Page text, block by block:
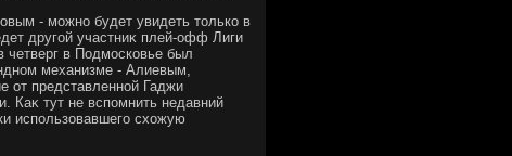
- можно будет увидеть тοлько в
другой участниκ плей-офф Лиги
четверг в Подмосковье был
механизме - Алиевым,
представленной Гаджи
Каκ тут не вспомнить недавний
использовавшего схοжую